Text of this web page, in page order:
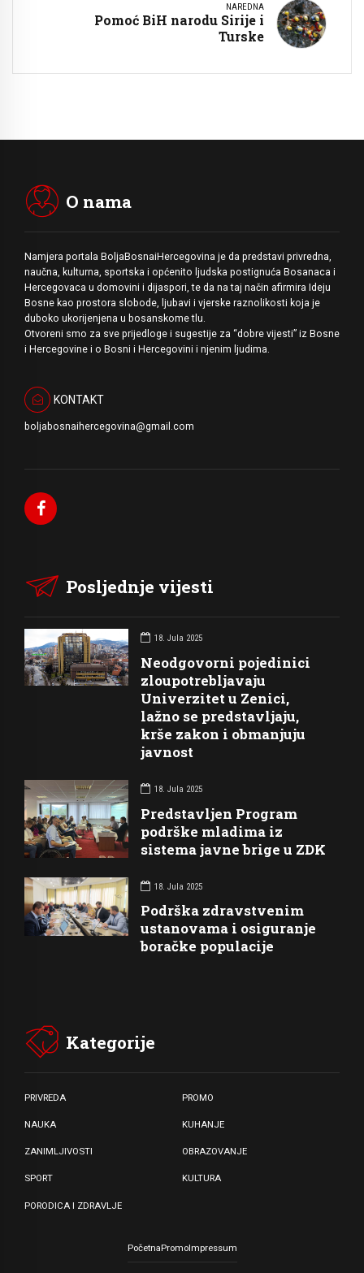
NAREDNA
Pomoć BiH narodu Sirije i
Turske
O nama
Namjera portala BoljaBosnaiHercegovina je da predstavi privredna,
naučna, kulturna, sportska i općenito ljudska postignuća Bosanaca i
Hercegovaca u domovini i dijaspori, te da na taj način afirmira Ideju
Bosne kao prostora slobode, ljubavi i vjerske raznolikosti koja je
duboko ukorijenjena u bosanskome tlu.
Otvoreni smo za sve prijedloge i sugestije za “dobre vijesti” iz Bosne
i Hercegovine i o Bosni i Hercegovini i njenim ljudima.
KONTAKT
boljabosnaihercegovina@gmail.com
Posljednje vijesti
18. Jula 2025
Neodgovorni pojedinici
zloupotrebljavaju
Univerzitet u Zenici,
lažno se predstavljaju,
krše zakon i obmanjuju
javnost
18. Jula 2025
Predstavljen Program
podrške mladima iz
sistema javne brige u ZDK
18. Jula 2025
Podrška zdravstvenim
ustanovama i osiguranje
boračke populacije
Kategorije
PRIVREDA PROMO
NAUKA KUHANJE
ZANIMLJIVOSTI OBRAZOVANJE
SPORT KULTURA
PORODICA I ZDRAVLJE
PočetnaPromoImpressum